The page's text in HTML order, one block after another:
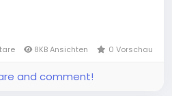
8KB Ansichten 0 Vorschau
and comment!